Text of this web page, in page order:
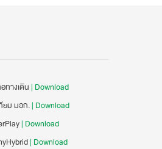
ทางเดิน| Download
ยม มอก.| Download
| Download
| Download